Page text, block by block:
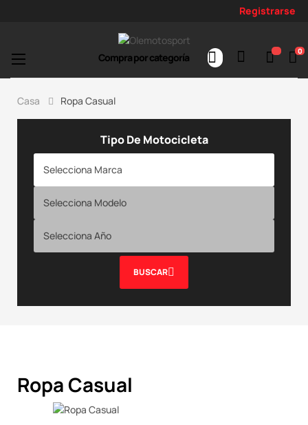
Registrarse
Compra por categoría
0
Toggle
navigation
☰
Casa Ropa Casual
Tipo De Motocicleta
BUSCAR
Ropa Casual